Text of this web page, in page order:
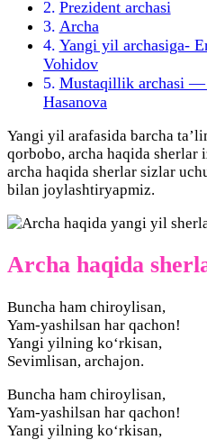
Prezident archasi
Archa
Yangi yil archasiga-
Vohidov
Mustaqillik archasi —
Hasanova
Yangi yil arafasida barcha
qorbobo, archa haqida sherlar
archa haqida sherlar sizlar
bilan joylashtiryapmiz.
Archa haqida
Buncha ham chiroylisan,
Yam-yashilsan har qachon!
Yangi yilning ko‘rkisan,
Sevimlisan, archajon.
Buncha ham chiroylisan,
Yam-yashilsan har qachon!
Yangi yilning ko‘rkisan,